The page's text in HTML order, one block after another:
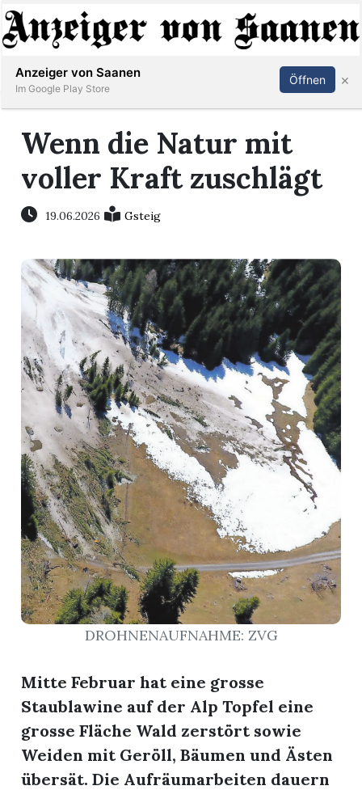
Abonnieren Anmelden
Wenn die Natur mit
voller Kraft zuschlägt
19.06.2026 Gsteig
DROHNENAUFNAHME: ZVG
Mitte Februar hat eine grosse
Staublawine auf der Alp Topfel eine
grosse Fläche Wald zerstört sowie
Weiden mit Geröll, Bäumen und Ästen
übersät. Die Aufräumarbeiten dauern
Anzeiger von Saanen
Im Google Play Store
Öffnen ×